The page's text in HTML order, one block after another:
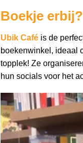
Boekje erbij?
Ubik Café is de
boekenwinkel, ideaal
topplek! Ze
hun socials voor het